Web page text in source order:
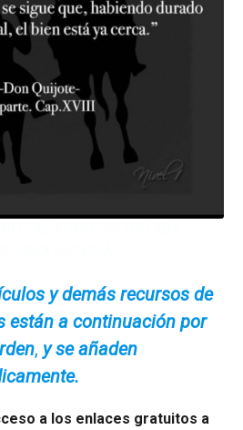
y demás recursos de
están a continuación por
, y se añaden
a los enlaces gratuitos a